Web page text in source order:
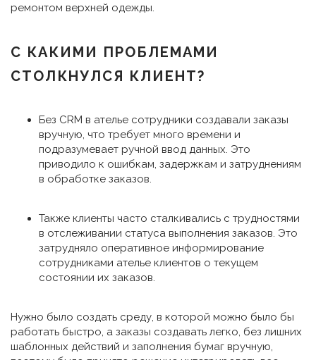
ремонтом верхней одежды.
С КАКИМИ ПРОБЛЕМАМИ
СТОЛКНУЛСЯ КЛИЕНТ?
Без CRM в ателье сотрудники создавали заказы
вручную, что требует много времени и
подразумевает ручной ввод данных. Это
приводило к ошибкам, задержкам и затруднениям
в обработке заказов.
Также клиенты часто сталкивались с трудностями
в отслеживании статуса выполнения заказов. Это
затрудняло оперативное информирование
сотрудниками ателье клиентов о текущем
состоянии их заказов.
Нужно было создать среду, в которой можно было бы
работать быстро, а заказы создавать легко, без лишних
шаблонных действий и заполнения бумаг вручную,